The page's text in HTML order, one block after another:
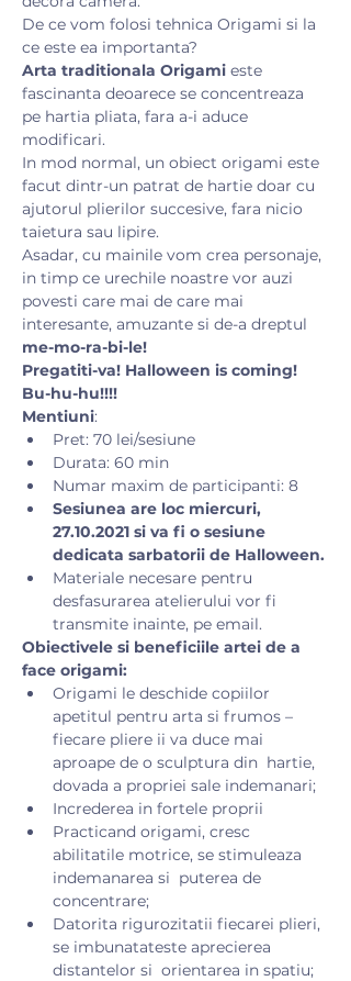
De ce vom folosi tehnica Origami si la
ce este ea importanta?
Arta traditionala Origami este
fascinanta deoarece se concentreaza
pe hartia pliata, fara a-i aduce
modificari.
In mod normal, un obiect origami este
facut dintr-un patrat de hartie doar cu
ajutorul plierilor succesive, fara nicio
taietura sau lipire.
Asadar, cu mainile vom crea personaje,
in timp ce urechile noastre vor auzi
povesti care mai de care mai
interesante, amuzante si de-a dreptul
me-mo-ra-bi-le!
Pregatiti-va! Halloween is coming!
Bu-hu-hu!!!!
Mentiuni:
Pret: 70 lei/sesiune
Durata: 60 min
Numar maxim de participanti: 8
Sesiunea are loc miercuri,
27.10.2021 si va fi o sesiune
dedicata sarbatorii de Halloween.
Materiale necesare pentru
desfasurarea atelierului vor fi
transmite inainte, pe email.
Obiectivele si beneficiile artei de a
face origami:
Origami le deschide copiilor
apetitul pentru arta si frumos –
fiecare pliere ii va duce mai
aproape de o sculptura din  hartie,
dovada a propriei sale indemanari;
Increderea in fortele proprii
Practicand origami, cresc
abilitatile motrice, se stimuleaza
indemanarea si  puterea de
concentrare;
Datorita rigurozitatii fiecarei plieri,
se imbunatateste aprecierea
distantelor si  orientarea in spatiu;